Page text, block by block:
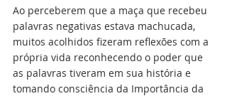
Ao perceberem que a maça que recebeu
palavras negativas estava machucada,
muitos acolhidos fizeram reflexões com a
própria vida reconhecendo o poder que
as palavras tiveram em sua história e
tomando consciência da Importância da